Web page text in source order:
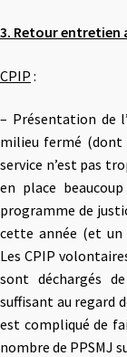
3. Retour entretien
CPIP :
– Présentation de
milieu fermé (dont
service n’est pas
en place
programme de
cette année (et un
Les CPIP
sont déchargés
suffisant au regard
est compliqué de
nombre de PPSMJ